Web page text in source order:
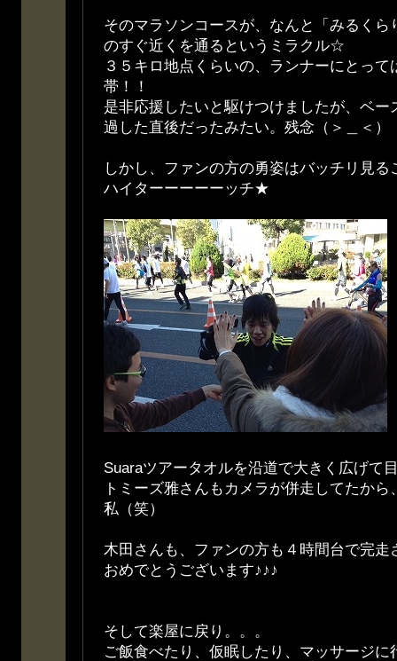
そのマラソンコースが、なんと「みるくら
のすぐ近くを通るというミラクル☆
３５キロ地点くらいの、ランナーにとって
帯！！
是非応援したいと駆けつけましたが、ベー
過した直後だったみたい。残念（＞＿＜）
しかし、ファンの方の勇姿はバッチリ見
ハイターーーーーッチ★
Suaraツアータオルを沿道で大きく広げて
トミーズ雅さんもカメラが併走してたか
私（笑）
木田さんも、ファンの方も４時間台で完走
おめでとうございます♪♪♪
そして楽屋に戻り。。。
ご飯食べたり、仮眠したり、マッサージに